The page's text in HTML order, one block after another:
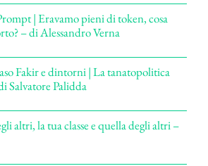
| Eravamo pieni di token, cosa
– di Alessandro Verna
Fakir e dintorni | La tanatopolitica
Salvatore Palidda
altri, la tua classe e quella degli altri –